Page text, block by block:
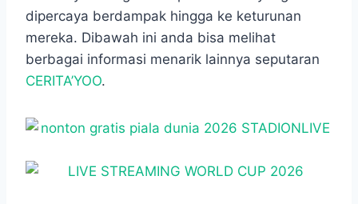
dipercaya berdampak hingga ke keturunan
mereka. Dibawah ini anda bisa melihat
berbagai informasi menarik lainnya seputaran
CERITA’YOO.